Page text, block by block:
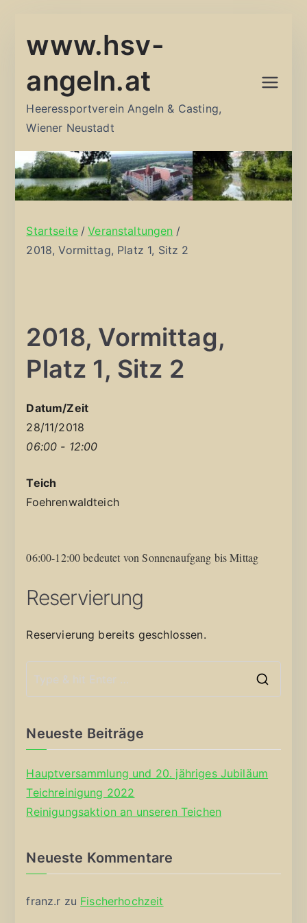
Inhalt
www.hsv-
angeln.at
Heeressportverein Angeln & Casting,
Wiener Neustadt
Startseite
Veranstaltungen
2018, Vormittag, Platz 1, Sitz 2
2018, Vormittag,
Platz 1, Sitz 2
Datum/Zeit
28/11/2018
06:00 - 12:00
Teich
Foehrenwaldteich
06:00-12:00 bedeutet von Sonnenaufgang bis Mittag
Reservierung
Reservierung bereits geschlossen.
Neueste Beiträge
Hauptversammlung und 20. jähriges Jubiläum
Teichreinigung 2022
Reinigungsaktion an unseren Teichen
Neueste Kommentare
franz.r zu Fischerhochzeit